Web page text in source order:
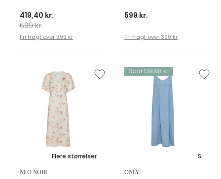
419,40 kr.
699 kr.
Fri fragt over 399 kr
599 kr.
Fri fragt over 399 kr
Flere størrelser
NEO NOIR
Spar 139,98 kr.
S
ONLY